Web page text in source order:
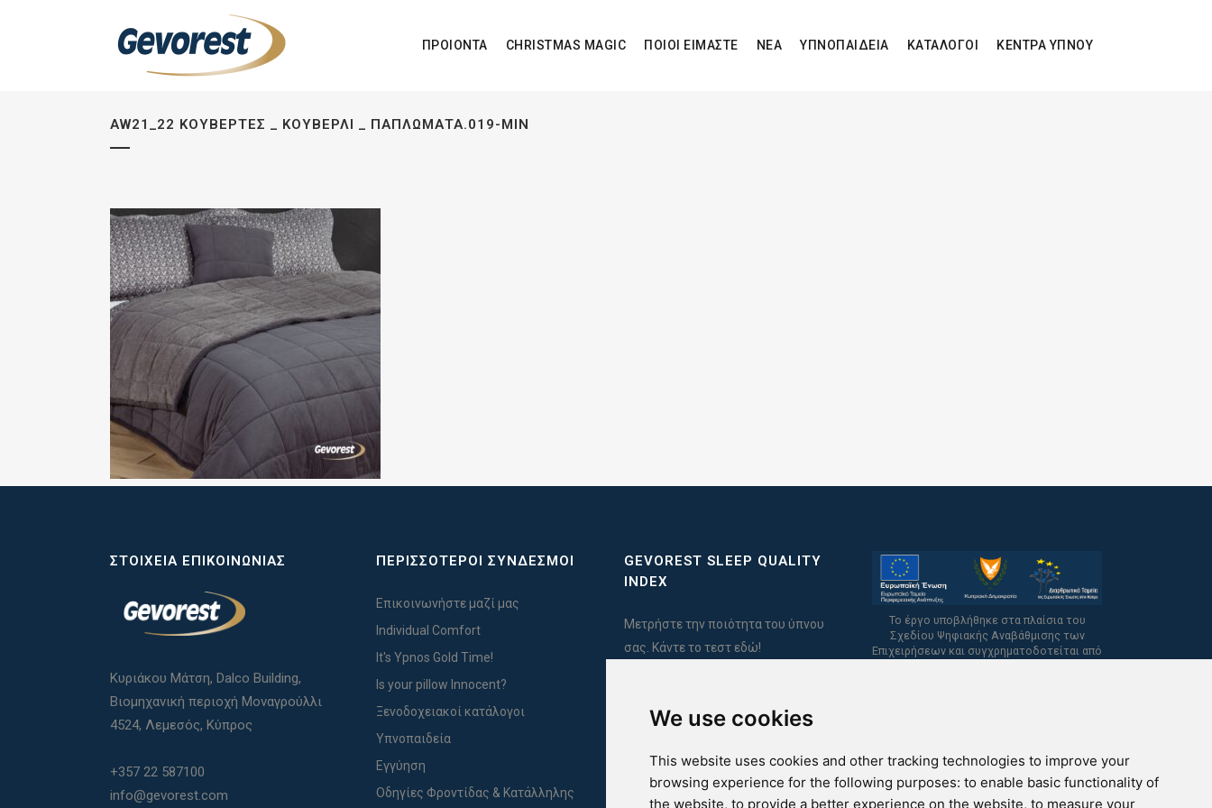
We use cookies
This website uses cookies and other tracking technologies to improve your
browsing experience for the following purposes: to enable basic functionality of
the website, to provide a better experience on the website, to measure your
ΠΡΟΙΟΝΤΑ CHRISTMAS MAGIC ΠΟΙΟΙ ΕΙΜΑΣΤΕ ΝΕΑ ΥΠΝΟΠΑΙΔΕΙΑ ΚΑΤΑΛΟΓΟΙ ΚΕΝΤΡΑ ΥΠΝΟΥ
AW21_22 ΚΟΥΒΈΡΤΕΣ _ ΚΟΥΒΕΡΛΊ _ ΠΑΠΛΏΜΑΤΑ.019-MIN
ΣΤΟΙΧΕΊΑ ΕΠΙΚΟΙΝΩΝΊΑΣ
Κυριάκου Μάτση, Dalco Building,
Βιομηχανική περιοχή Μοναγρούλλι
4524, Λεμεσός, Κύπρος
+357 22 587100
info@gevorest.com
ΠΕΡΙΣΣΟΤΕΡΟΙ ΣΥΝΔΕΣΜΟΙ
Επικοινωνήστε μαζί μας
Individual Comfort
It's Ypnos Gold Time!
Is your pillow Innocent?
Ξενοδοχειακοί κατάλογοι
Υπνοπαιδεία
Εγγύηση
Οδηγίες Φροντίδας & Κατάλληλης
GEVOREST SLEEP QUALITY
INDEX
Μετρήστε την ποιότητα του ύπνου
σας. Κάντε το τεστ εδώ!
Το έργο υποβλήθηκε στα πλαίσια του
Σχεδίου Ψηφιακής Αναβάθμισης των
Επιχειρήσεων και συγχρηματοδοτείται από